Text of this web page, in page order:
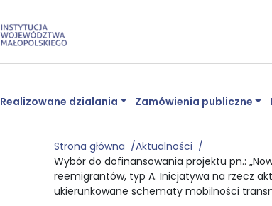
Realizowane działania Zamówienia publiczne
Strona główna
Aktualności
Wybór do dofinansowania projektu pn.:
reemigrantów, typ A. Inicjatywa na rzecz
ukierunkowane schematy mobilności